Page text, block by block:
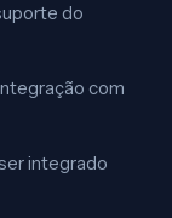
do
com
integrado